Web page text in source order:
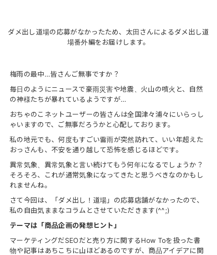
ダメ出し道場の応募がなかったため、太田さんによるダメ出し道
場番外編をお届けします。
梅雨の最中…皆さんご無事ですか？
毎日のようにニュースで豪雨災害や地震、火山の噴火と、自然
の神様たちが暴れているようですが…
おちゃのこネットユーザーの皆さんは全国津々浦々にいらっし
ゃいますので、ご無事だろうかと心配しております。
私の地元でも、何度もすごい雷雨が突然訪れて、いい年超えた
おっさんも、不安を通り越して恐怖を感じるほどです。
異常気象、異常気象と言い続けてもう何年になるでしょうか？
そろそろ、これが通常気象になってきたと思うべきなのかもし
れませんね。
さて今回は、「ダメ出し！道場」の応募店舗がなかったので、
私の自由気ままなコラムとさせていただきます(^^;)
テーマは「商品企画の発想ヒント」
マーケティングだSEOだと売り方に関するHow Toを扱った書
物や記事はあちこちに山ほどあるのですが、商品アイデアに関